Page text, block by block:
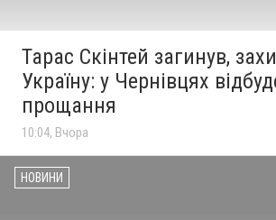
Тарас Скінтей загинув,
Україну: у Чернівцях
прощання
10:04, Вчора
НОВИНИ